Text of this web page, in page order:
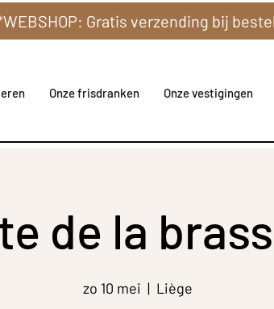
Onze frisdranken Onze vestigingen
de la
zo 10 mei
  |
Liège